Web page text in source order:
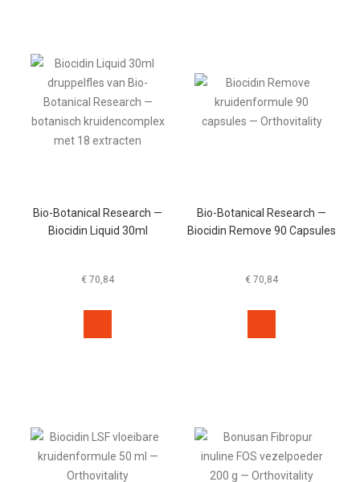
Bio-Botanical Research —
Biocidin Liquid 30ml
€ 70,84
Bio-Botanical Research —
Biocidin Remove 90 Capsules
€ 70,84